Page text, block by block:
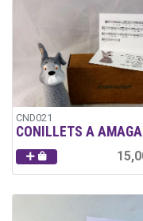
CND021
CONILLETS A